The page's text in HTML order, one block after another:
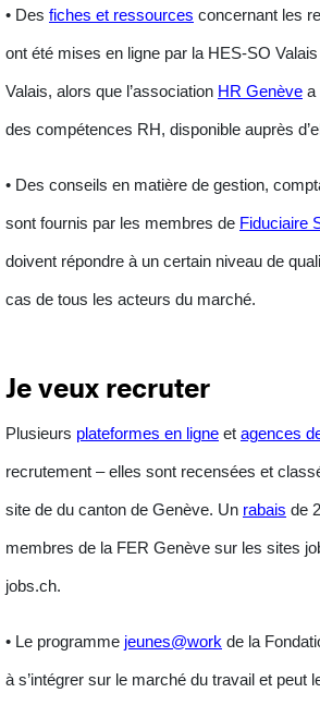
• Des fiches et ressources concernant les
ont été mises en ligne par la HES-SO Valais
Valais, alors que l’association HR Genève a
des compétences RH, disponible auprès
• Des conseils en matière de gestion,
sont fournis par les membres de Fiduciaire
doivent répondre à un certain niveau de
cas de tous les acteurs du marché.
Je veux recruter
Plusieurs plateformes en ligne et agences
recrutement – elles sont recensées et
site de du canton de Genève. Un rabais de
membres de la FER Genève sur les sites
jobs.ch.
• Le programme jeunes@work de la
à s’intégrer sur le marché du travail et peut